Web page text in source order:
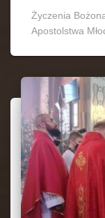
Życzenia
Apostolstwa